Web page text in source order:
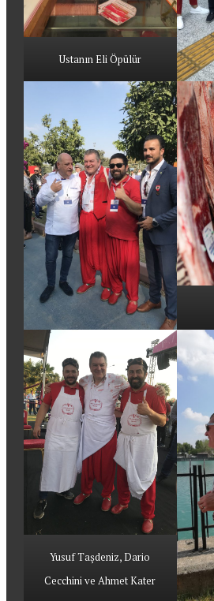
Ustanın Eli Öpülür
Yusuf Taşdeniz, Dario
Cecchini ve Ahmet Kater